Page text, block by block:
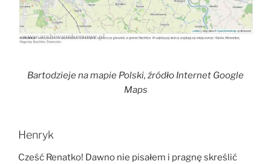
Bartodzieje na mapie Polski, źródło Internet Google
Maps
Henryk
Cześć Renatko! Dawno nie pisałem i pragnę skreślić